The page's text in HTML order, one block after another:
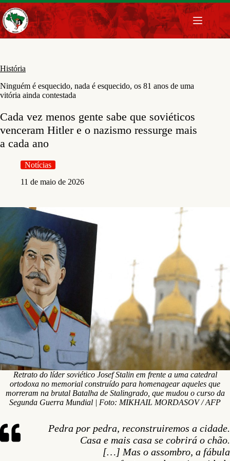
Pular
para
o
conteúdo
História
Ninguém é esquecido, nada é esquecido, os 81 anos de uma
vitória ainda contestada
Cada vez menos gente sabe que soviéticos
venceram Hitler e o nazismo ressurge mais
a cada ano
Notícias
11 de maio de 2026
Retrato do líder soviético Josef Stalin em frente a uma catedral
ortodoxa no memorial construído para homenagear aqueles que
morreram na brutal Batalha de Stalingrado, que mudou o curso da
Segunda Guerra Mundial | Foto: MIKHAIL MORDASOV / AFP
Pedra por pedra, reconstruiremos a cidade.
Casa e mais casa se cobrirá o chão.
[…] Mas o assombro, a fábula